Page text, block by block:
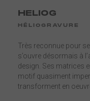
HELIOG
HÉLIOGRAVURE
Très reconnue pour
s’ouvre désormais à
design. Ses matrices
motif quasiment
transforment en